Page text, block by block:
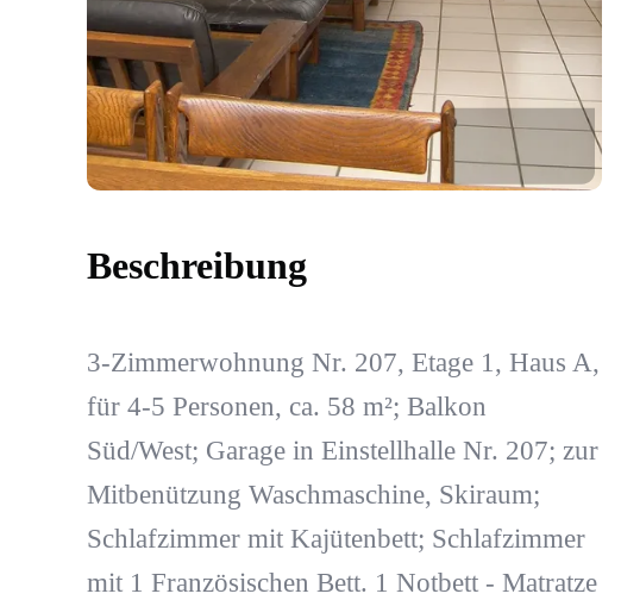
Beschreibung
3-Zimmerwohnung Nr. 207, Etage 1, Haus A,
für 4-5 Personen, ca. 58 m²; Balkon
Süd/West; Garage in Einstellhalle Nr. 207; zur
Mitbenützung Waschmaschine, Skiraum;
Schlafzimmer mit Kajütenbett; Schlafzimmer
mit 1 Französischen Bett. 1 Notbett - Matratze